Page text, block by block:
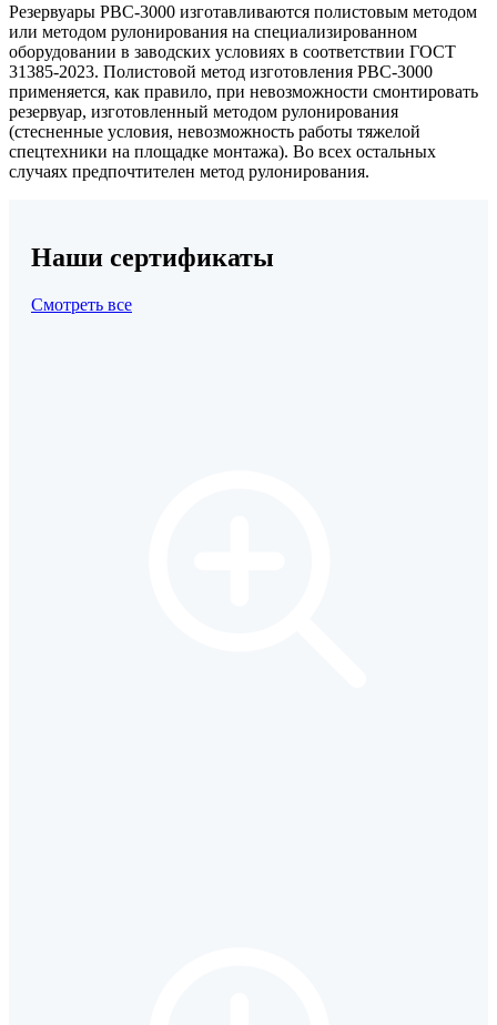
Резервуары РВС-3000 изготавливаются полистовым методом
или методом рулонирования на специализированном
оборудовании в заводских условиях в соответствии ГОСТ
31385-2023. Полистовой метод изготовления РВС-3000
применяется, как правило, при невозможности смонтировать
резервуар, изготовленный методом рулонирования
(стесненные условия, невозможность работы тяжелой
спецтехники на площадке монтажа). Во всех остальных
случаях предпочтителен метод рулонирования.
Наши сертификаты
Смотреть все